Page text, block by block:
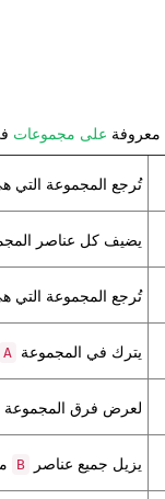
معروفة على مجموعات
تُرجع المجموعة التي
يضيف كل عناصر
تُرجع المجموعة التي
يترك في المجموعة A
لعرض فرق المجموعة
يزيل جميع عناصر B